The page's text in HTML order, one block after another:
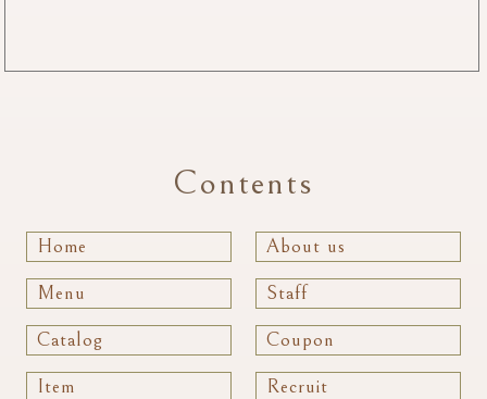
Contents
Home About us
Menu Staff
Catalog Coupon
Item Recruit